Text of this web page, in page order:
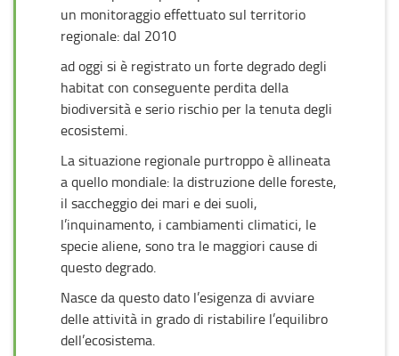
un monitoraggio effettuato sul territorio
regionale: dal 2010
ad oggi si è registrato un forte degrado degli
habitat con conseguente perdita della
biodiversità e serio rischio per la tenuta degli
ecosistemi.
La situazione regionale purtroppo è allineata
a quello mondiale: la distruzione delle foreste,
il saccheggio dei mari e dei suoli,
l’inquinamento, i cambiamenti climatici, le
specie aliene, sono tra le maggiori cause di
questo degrado.
Nasce da questo dato l’esigenza di avviare
delle attività in grado di ristabilire l’equilibro
dell’ecosistema.